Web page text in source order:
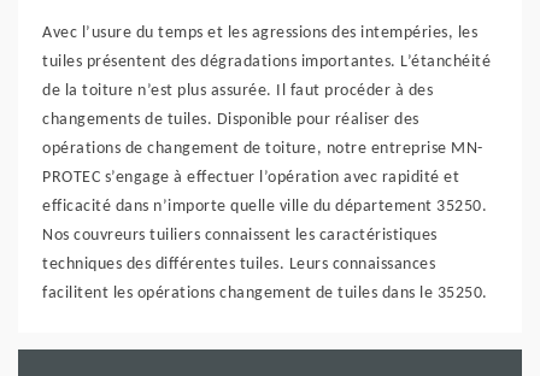
Avec l’usure du temps et les agressions des intempéries, les
tuiles présentent des dégradations importantes. L’étanchéité
de la toiture n’est plus assurée. Il faut procéder à des
changements de tuiles. Disponible pour réaliser des
opérations de changement de toiture, notre entreprise MN-
PROTEC s’engage à effectuer l’opération avec rapidité et
efficacité dans n’importe quelle ville du département 35250.
Nos couvreurs tuiliers connaissent les caractéristiques
techniques des différentes tuiles. Leurs connaissances
facilitent les opérations changement de tuiles dans le 35250.